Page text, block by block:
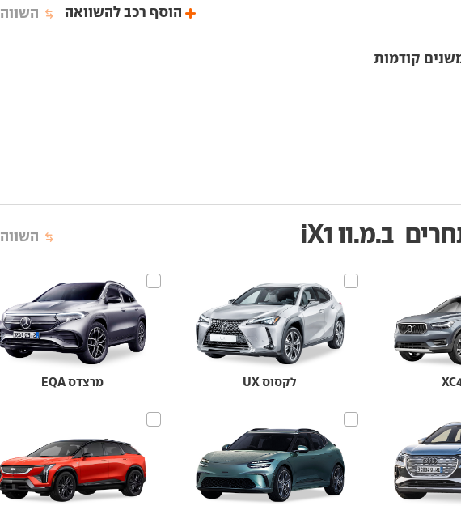
השווה הוסף רכב להשוואה
ב.מ.וו iX1 השווה
לקסוס UX מרצדס EQA